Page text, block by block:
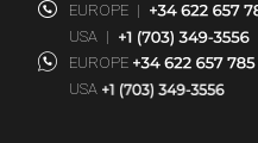
EUROPE |
USA |
EUROPE
USA